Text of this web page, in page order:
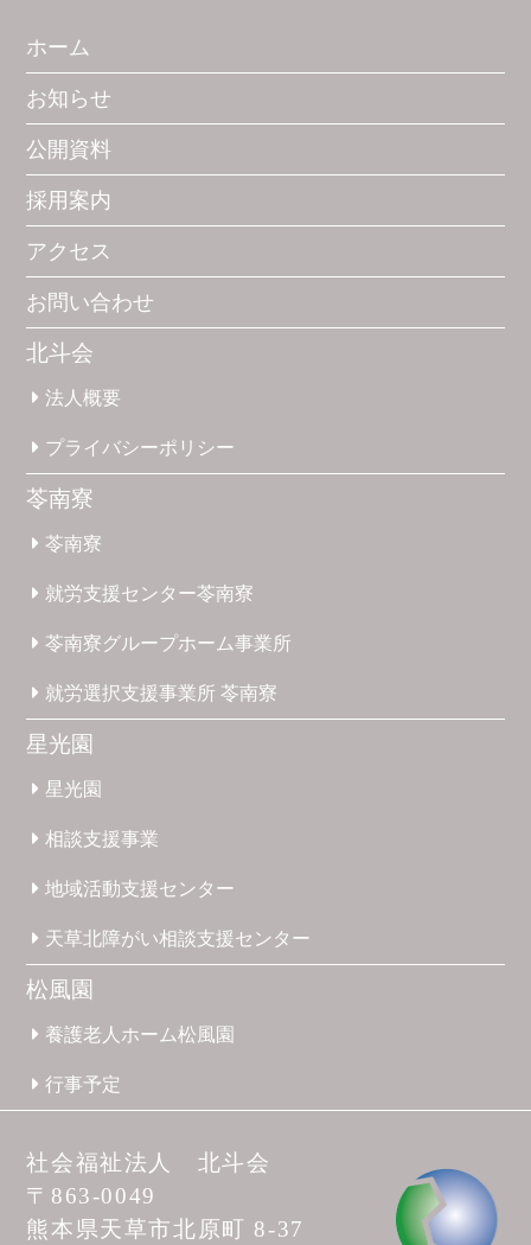
ホーム
お知らせ
公開資料
採用案内
アクセス
お問い合わせ
北斗会
法人概要
プライバシーポリシー
苓南寮
苓南寮
就労支援センター苓南寮
苓南寮グループホーム事業所
就労選択支援事業所苓南寮
星光園
星光園
相談支援事業
地域活動支援センター
天草北障がい相談支援センター
松風園
養護老人ホーム松風園
行事予定
社会福祉法人 北斗会
〒863-0049
熊本県天草市北原町 8-37